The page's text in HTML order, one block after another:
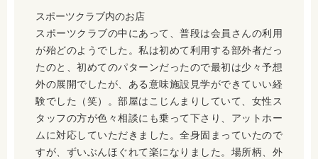
スポーツクラブ内のお店
スポーツクラブの中にあって、普段は会員さんの利用
が殆どのようでした。私は初めて利用する部外者だっ
たのと、初めてのパターンだったので最初は少々予想
外の展開でしたが、ある意味施設見学ができていい経
験でした（笑）。部屋はこじんまりしていて、女性ス
タッフの方が色々相談にも乗って下さり、アットホー
ムに対応していただきました。全身固まっていたので
すが、ずいぶんほぐれて楽になりました。場所柄、外